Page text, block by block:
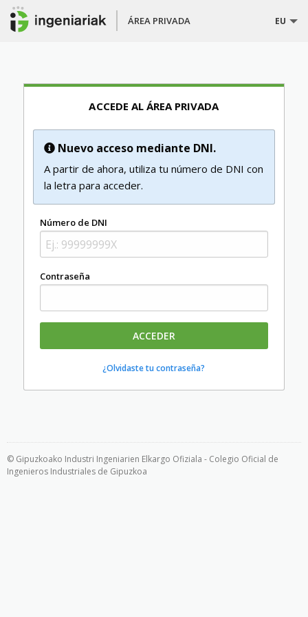
ÁREA PRIVADA EU
ACCEDE AL ÁREA PRIVADA
Nuevo acceso mediante DNI.
A partir de ahora, utiliza tu número de DNI con
la letra para acceder.
Número de DNI
Contraseña
ACCEDER
¿Olvidaste tu contraseña?
© Gipuzkoako Industri Ingeniarien Elkargo Ofiziala - Colegio Oficial de
Ingenieros Industriales de Gipuzkoa